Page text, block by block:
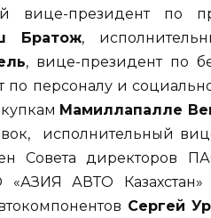
вице-президент по
Братож,
, вице-президент по
по персоналу и
Мамиллапалле
исполнительный
Совета директоров
«АЗИЯ АВТО Казахстан»
Сергей